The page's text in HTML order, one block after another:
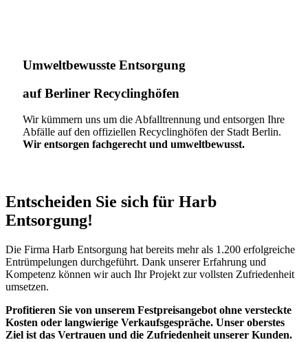
Umweltbewusste Entsorgung
auf Berliner Recyclinghöfen​
Wir kümmern uns um die Abfalltrennung und entsorgen Ihre
Abfälle auf den offiziellen Recyclinghöfen der Stadt Berlin.
Wir entsorgen fachgerecht und umweltbewusst.
Entscheiden Sie sich für Harb
Entsorgung!​
Die Firma Harb Entsorgung hat bereits mehr als 1.200 erfolgreiche
Entrümpelungen durchgeführt. Dank unserer Erfahrung und
Kompetenz können wir auch Ihr Projekt zur vollsten Zufriedenheit
umsetzen.
Profitieren Sie von unserem Festpreisangebot ohne versteckte
Kosten oder langwierige Verkaufsgespräche. Unser oberstes
Ziel ist das Vertrauen und die Zufriedenheit unserer Kunden.